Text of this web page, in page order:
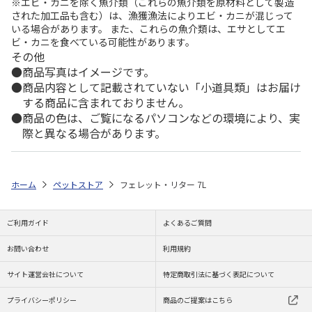
された加工品も含む）は、漁獲漁法によりエビ・カニが混じって
いる場合があります。 また、これらの魚介類は、エサとしてエ
ビ・カニを食べている可能性があります。
その他
商品写真はイメージです。
商品内容として記載されていない「小道具類」はお届け
する商品に含まれておりません。
商品の色は、ご覧になるパソコンなどの環境により、実
際と異なる場合があります。
ホーム ペットストア フェレット・リター 7L
ご利用ガイド よくあるご質問
お問い合わせ 利用規約
サイト運営会社について 特定商取引法に基づく表記について
プライバシーポリシー 商品のご提案はこちら